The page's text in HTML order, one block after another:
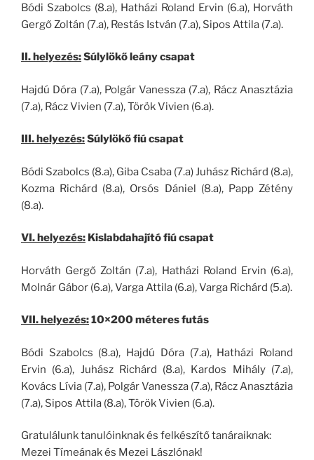
Bódi Szabolcs (8.a), Hatházi Roland Ervin (6.a), Horváth
Gergő Zoltán (7.a), Restás István (7.a), Sipos Attila (7.a).
II. helyezés:Súlylökő leány csapat
Hajdú Dóra (7.a), Polgár Vanessza (7.a), Rácz Anasztázia
(7.a), Rácz Vivien (7.a), Török Vivien (6.a).
III. helyezés:Súlylökő fiú csapat
Bódi Szabolcs (8.a), Giba Csaba (7.a) Juhász Richárd (8.a),
Kozma Richárd (8.a), Orsós Dániel (8.a), Papp Zétény
(8.a).
VI. helyezés: Kislabdahajító fiú csapat
Horváth Gergő Zoltán (7.a), Hatházi Roland Ervin (6.a),
Molnár Gábor (6.a), Varga Attila (6.a), Varga Richárd (5.a).
VII. helyezés:10×200 méteres futás
Bódi Szabolcs (8.a), Hajdú Dóra (7.a), Hatházi Roland
Ervin (6.a), Juhász Richárd (8.a), Kardos Mihály (7.a),
Kovács Lívia (7.a), Polgár Vanessza (7.a), Rácz Anasztázia
(7.a), Sipos Attila (8.a), Török Vivien (6.a).
Gratulálunk tanulóinknak és felkészítő tanáraiknak:
Mezei Tímeának és Mezei Lászlónak!